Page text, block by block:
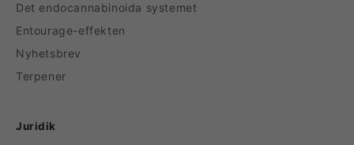
Det endocannabinoida systemet
Entourage-effekten
Nyhetsbrev
Terpener
Juridik